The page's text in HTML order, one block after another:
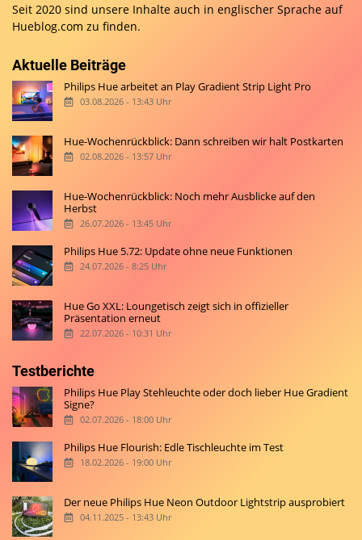
Seit 2020 sind unsere Inhalte auch in englischer Sprache auf
Hueblog.com zu finden.
Aktuelle Beiträge
Philips Hue arbeitet an Play Gradient Strip Light Pro
03.08.2026 - 13:43 Uhr
Hue-Wochenrückblick: Dann schreiben wir halt Postkarten
02.08.2026 - 13:57 Uhr
Hue-Wochenrückblick: Noch mehr Ausblicke auf den
Herbst
26.07.2026 - 13:45 Uhr
Philips Hue 5.72: Update ohne neue Funktionen
24.07.2026 - 8:25 Uhr
Hue Go XXL: Loungetisch zeigt sich in offizieller
Präsentation erneut
22.07.2026 - 10:31 Uhr
Testberichte
Philips Hue Play Stehleuchte oder doch lieber Hue Gradient
Signe?
02.07.2026 - 18:00 Uhr
Philips Hue Flourish: Edle Tischleuchte im Test
18.02.2026 - 19:00 Uhr
Der neue Philips Hue Neon Outdoor Lightstrip ausprobiert
04.11.2025 - 13:43 Uhr